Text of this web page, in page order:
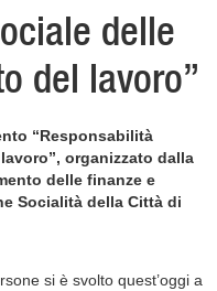
delle
del lavoro”
“Responsabilità
organizzato dalla
delle finanze e
Socialità della Città di
si è svolto quest’oggi a